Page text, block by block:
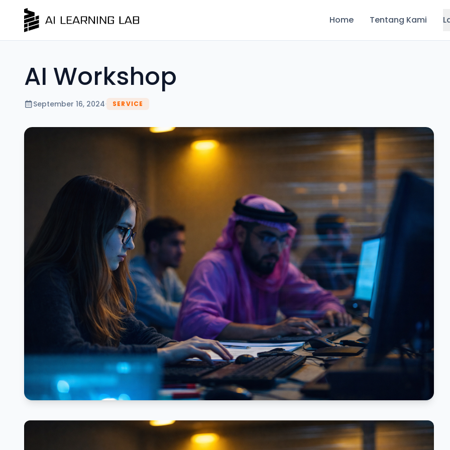
Home Tentang Kami
AI Workshop
September 16, 2024· SERVICE